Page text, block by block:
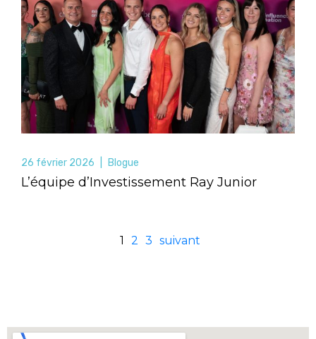
26 février 2026 Blogue
L’équipe d’Investissement Ray Junior
1 2 3 suivant